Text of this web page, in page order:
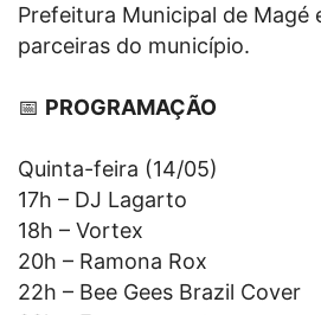
Prefeitura Municipal de Magé
parceiras do município.
📅 PROGRAMAÇÃO
Quinta-feira (14/05)
17h – DJ Lagarto
18h – Vortex
20h – Ramona Rox
22h – Bee Gees Brazil Cover